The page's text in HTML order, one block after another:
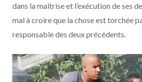
dans la maîtrise et l’exécution de ses
mal à croire que la chose est torchée
responsable des deux précédents.